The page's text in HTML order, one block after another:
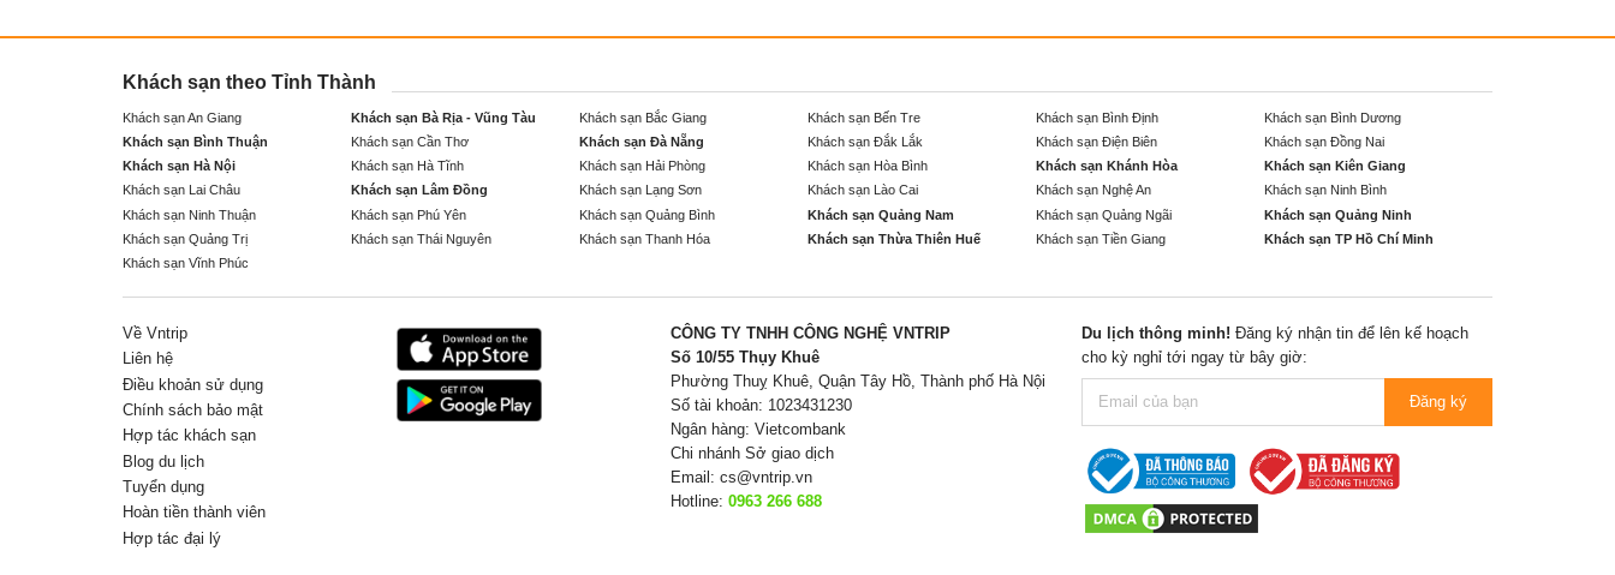
Khách sạn theo Tỉnh Thành
Khách sạn An Giang Khách sạn Bà Rịa - Vũng Tàu Khách sạn Bắc Giang Khách sạn Bến Tre Khách sạn Bình Định
Khách sạn Bình Dương
Khách sạn Bình Thuận
Khách sạn Cần Thơ Khách sạn Đà Nẵng Khách sạn Đắk Lắk Khách sạn Điện Biên
Khách sạn Đồng Nai
Khách sạn Hà Nội
Khách sạn Hà Tĩnh Khách sạn Hải Phòng Khách sạn Hòa Bình Khách sạn Khánh Hòa
Khách sạn Kiên Giang
Khách sạn Lai Châu
Khách sạn Lâm Đồng Khách sạn Lạng Sơn Khách sạn Lào Cai Khách sạn Nghệ An
Khách sạn Ninh Bình
Khách sạn Ninh Thuận
Khách sạn Phú Yên Khách sạn Quảng Bình Khách sạn Quảng Nam Khách sạn Quảng Ngãi
Khách sạn Quảng Ninh
Khách sạn Quảng Trị
Khách sạn Thái Nguyên Khách sạn Thanh Hóa Khách sạn Thừa Thiên Huế Khách sạn Tiền Giang
Khách sạn TP Hồ Chí Minh
Khách sạn Vĩnh Phúc
Về Vntrip
Liên hệ
Điều khoản sử dụng
Chính sách bảo mật
Hợp tác khách sạn
Blog du lịch
Tuyển dụng
Hoàn tiền thành viên
Hợp tác đại lý
CÔNG TY TNHH CÔNG NGHỆ VNTRIP
Số 10/55 Thụy Khuê
Phường Thuỵ Khuê, Quận Tây Hồ, Thành phố Hà Nội
Số tài khoản: 1023431230
Ngân hàng: Vietcombank
Chi nhánh Sở giao dịch
Email: cs@vntrip.vn
Hotline: 0963 266 688
Du lịch thông minh! Đăng ký nhận tin để lên kế hoạch
cho kỳ nghỉ tới ngay từ bây giờ:
Đăng ký